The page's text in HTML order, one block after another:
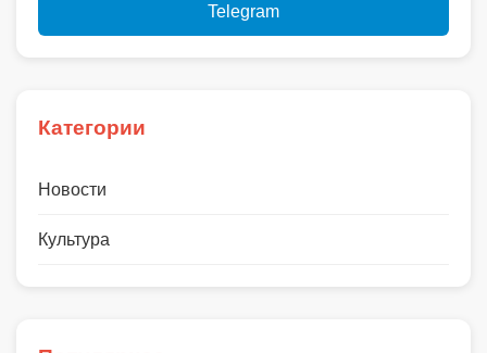
Telegram
Категории
Новости
Культура